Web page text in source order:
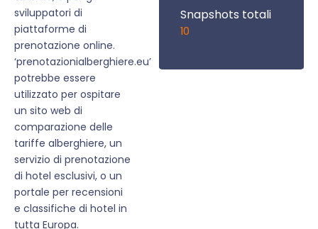
sviluppatori di
piattaforme di
prenotazione online.
‘prenotazionialberghiere.eu’
potrebbe essere
utilizzato per ospitare
un sito web di
comparazione delle
tariffe alberghiere, un
servizio di prenotazione
di hotel esclusivi, o un
portale per recensioni
e classifiche di hotel in
tutta Europa.
Snapshots totali
10